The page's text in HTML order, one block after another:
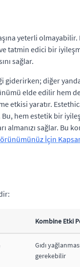
yeterli
tatmin edici bir
sağlar.
giderirken; diğer
elde edilir hem
etkisi yaratır.
hem estetik bir
almanızı sağlar. Bu
İçin
Kombine Etki
Gıdı
gerekebilir